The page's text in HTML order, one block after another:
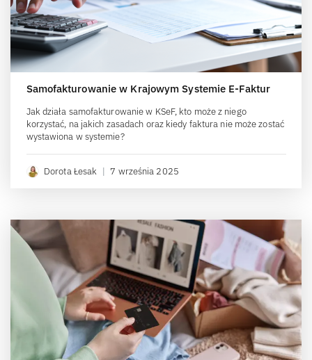
Samofakturowanie w Krajowym Systemie E-Faktur
Jak działa samofakturowanie w KSeF, kto może z niego
korzystać, na jakich zasadach oraz kiedy faktura nie może zostać
wystawiona w systemie?
Dorota Łesak | 7 września 2025